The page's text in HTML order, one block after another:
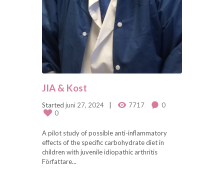
JIA & Kost
Started juni 27, 2024 7717
0
0
A pilot study of possible anti-inflammatory
effects of the specific carbohydrate diet in
children with juvenile idiopathic arthritis
Författare...